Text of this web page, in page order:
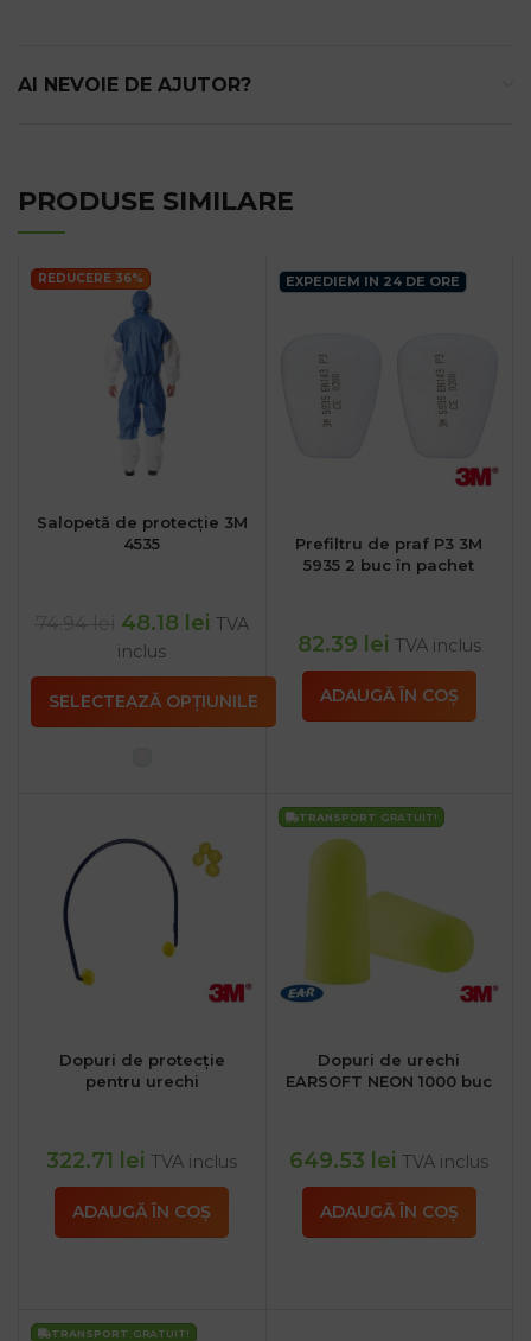
AI NEVOIE DE AJUTOR?
PRODUSE SIMILARE
REDUCERE 36%
Salopetă de protecție 3M
4535
48.18 lei TVA
inclus
SELECTEAZĂ OPȚIUNILE
EXPEDIEM IN 24 DE ORE
Prefiltru de praf P3 3M
5935 2 buc în pachet
82.39 lei TVA inclus
ADAUGĂ ÎN COȘ
Dopuri de protecție
pentru urechi
322.71 lei TVA inclus
ADAUGĂ ÎN COȘ
TRANSPORT GRATUIT!
Dopuri de urechi
EARSOFT NEON 1000 buc
649.53 lei TVA inclus
ADAUGĂ ÎN COȘ
TRANSPORT GRATUIT!